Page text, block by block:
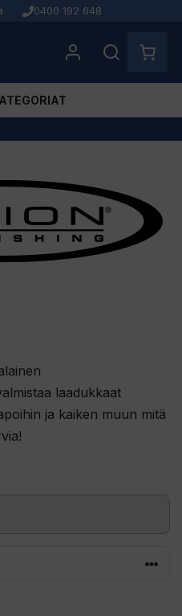
0400 192 648
laadukkaat
ja kaiken muun mitä